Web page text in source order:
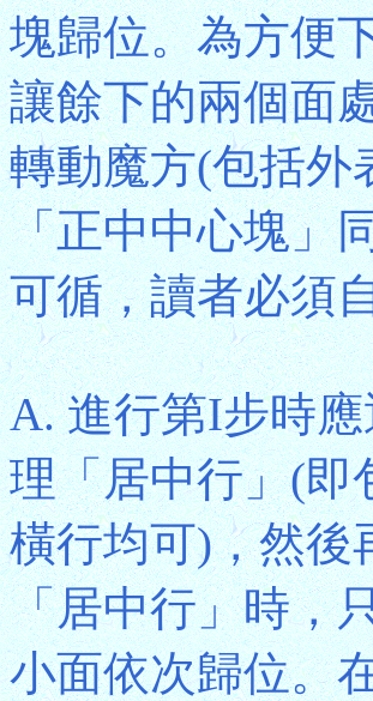
塊歸位。為方便
讓餘下的兩個面
轉動魔方(包括外
「正中中心塊」
可循，讀者必須
A. 進行第I步時
理「居中行」(即
橫行均可)，然後
「居中行」時，
小面依次歸位。